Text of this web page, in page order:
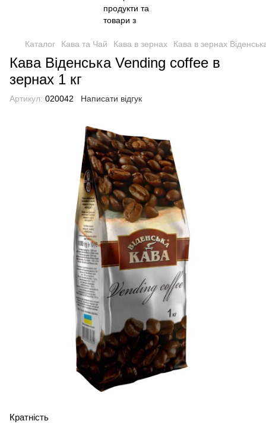
Каталог Кава та Чай Кава в зернах Кава в зернах
Кава Віденська Vending coffee в
зернах 1 кг
Артикул: 020042 Написати відгук
Кратність